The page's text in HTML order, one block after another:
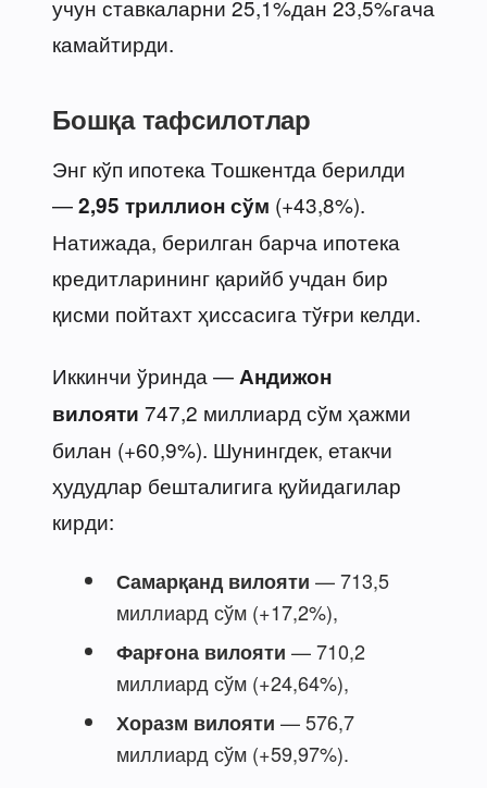
учун ставкаларни 25,1%дан 23,5%гача
камайтирди.
Бошқа тафсилотлар
Энг кўп ипотека Тошкентда берилди
—2,95 триллион сўм (+43,8%).
Натижада, берилган барча ипотека
кредитларининг қарийб учдан бир
қисми пойтахт ҳиссасига тўғри келди.
Иккинчи ўринда —Андижон
вилояти 747,2 миллиард сўм ҳажми
билан (+60,9%). Шунингдек, етакчи
ҳудудлар бешталигига қуйидагилар
кирди:
Самарқанд вилояти — 713,5
миллиард сўм (+17,2%),
Фарғона вилояти — 710,2
миллиард сўм (+24,64%),
Хоразм вилояти — 576,7
миллиард сўм (+59,97%).